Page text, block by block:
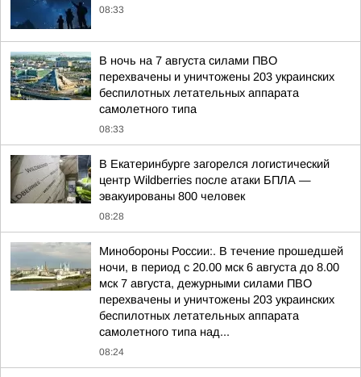
08:33
В ночь на 7 августа силами ПВО
перехвачены и уничтожены 203 украинских
беспилотных летательных аппарата
самолетного типа
08:33
В Екатеринбурге загорелся логистический
центр Wildberries после атаки БПЛА —
эвакуированы 800 человек
08:28
Минобороны России:. В течение прошедшей
ночи, в период с 20.00 мск 6 августа до 8.00
мск 7 августа, дежурными силами ПВО
перехвачены и уничтожены 203 украинских
беспилотных летательных аппарата
самолетного типа над...
08:24